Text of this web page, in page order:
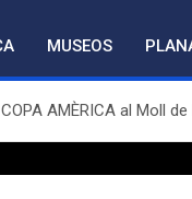
MUSEOS
AMÈRICA al Moll